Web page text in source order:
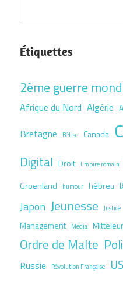
Étiquettes
2ème guerre
Afrique du Nord Algérie
Bretagne Bêtise Canada
Digital Droit Empire romain
Groenland humour hébreu
Japon Jeunesse Justice
Management Media
Ordre de Malte
Russie Révolution Française